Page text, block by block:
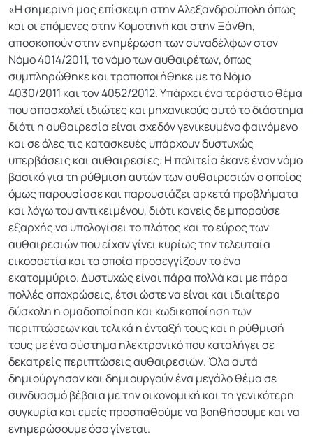
«Η σημερινή μας επίσκεψη στην Αλεξανδρούπολη όπως
και οι επόμενες στην Κομοτηνή και στην Ξάνθη,
αποσκοπούν στην ενημέρωση των συναδέλφων στον
Νόμο 4014/2011, το νόμο των αυθαιρέτων, όπως
συμπληρώθηκε και τροποποιήθηκε με το Νόμο
4030/2011 και τον 4052/2012. Υπάρχει ένα τεράστιο θέμα
που απασχολεί ιδιώτες και μηχανικούς αυτό το διάστημα
διότι η αυθαιρεσία είναι σχεδόν γενικευμένο φαινόμενο
και σε όλες τις κατασκευές υπάρχουν δυστυχώς
υπερβάσεις και αυθαιρεσίες. Η πολιτεία έκανε έναν νόμο
βασικό για τη ρύθμιση αυτών των αυθαιρεσιών ο οποίος
όμως παρουσίασε και παρουσιάζει αρκετά προβλήματα
και λόγω του αντικειμένου, διότι κανείς δε μπορούσε
εξαρχής να υπολογίσει το πλάτος και το εύρος των
αυθαιρεσιών που είχαν γίνει κυρίως την τελευταία
εικοσαετία και τα οποία προσεγγίζουν το ένα
εκατομμύριο. Δυστυχώς είναι πάρα πολλά και με πάρα
πολλές αποχρώσεις, έτσι ώστε να είναι και ιδιαίτερα
δύσκολη η ομαδοποίηση και κωδικοποίηση των
περιπτώσεων και τελικά η ένταξή τους και η ρύθμισή
τους με ένα σύστημα ηλεκτρονικό που καταλήγει σε
δεκατρείς περιπτώσεις αυθαιρεσιών. Όλα αυτά
δημιούργησαν και δημιουργούν ένα μεγάλο θέμα σε
συνδυασμό βέβαια με την οικονομική και τη γενικότερη
συγκυρία και εμείς προσπαθούμε να βοηθήσουμε και να
ενημερώσουμε όσο γίνεται.